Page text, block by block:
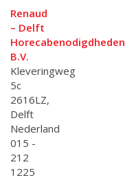
Renaud
– Delft
Horecabenodigdheden
B.V.
Kleveringweg
5c
2616LZ,
Delft
Nederland
015 -
212
1225